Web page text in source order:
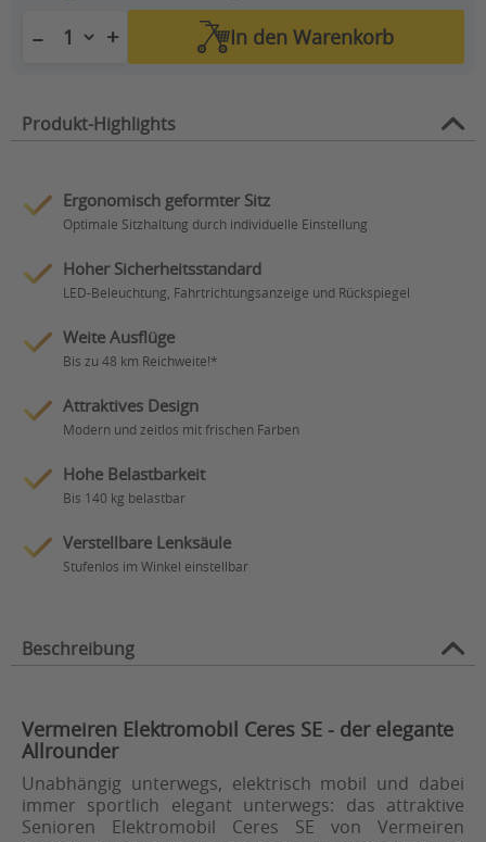
− + In den Warenkorb
Produkt-Highlights
Ergonomisch geformter Sitz
Optimale Sitzhaltung durch individuelle Einstellung
Hoher Sicherheitsstandard
LED-Beleuchtung, Fahrtrichtungsanzeige und Rückspiegel
Weite Ausflüge
Bis zu 48 km Reichweite!*
Attraktives Design
Modern und zeitlos mit frischen Farben
Hohe Belastbarkeit
Bis 140 kg belastbar
Verstellbare Lenksäule
Stufenlos im Winkel einstellbar
Beschreibung
Vermeiren Elektromobil Ceres SE - der elegante
Allrounder
Unabhängig unterwegs, elektrisch mobil und dabei
immer sportlich elegant unterwegs: das attraktive
Senioren Elektromobil Ceres SE von Vermeiren